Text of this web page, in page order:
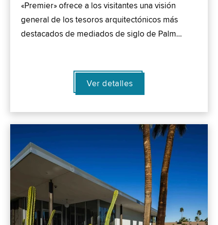
«Premier» ofrece a los visitantes una visión
general de los tesoros arquitectónicos más
destacados de mediados de siglo de Palm…
Ver detalles